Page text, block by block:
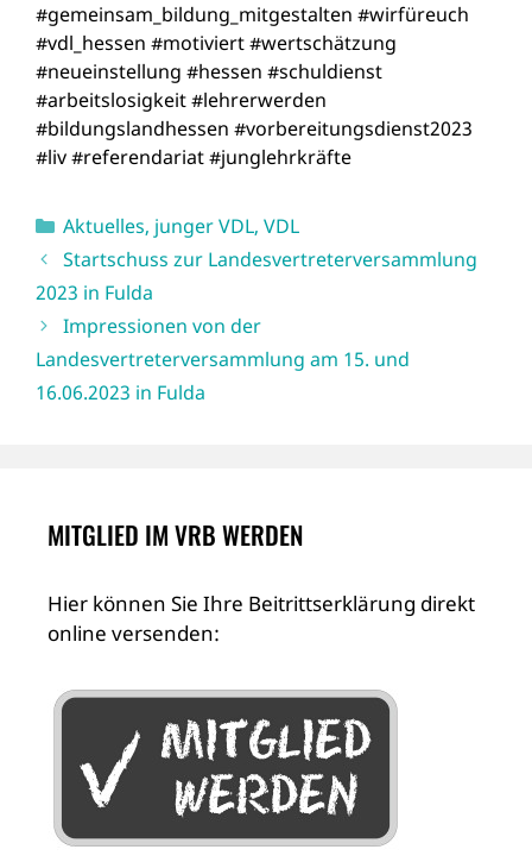
#gemeinsam_bildung_mitgestalten #wirfüreuch
#vdl_hessen #motiviert#wertschätzung
#neueinstellung #hessen #schuldienst
#arbeitslosigkeit#lehrerwerden
#bildungslandhessen #vorbereitungsdienst2023
#liv#referendariat#junglehrkräfte
Kategorien
Aktuelles, junger VDL, VDL
Startschuss zur Landesvertreterversammlung
2023 in Fulda
Impressionen von der
Landesvertreterversammlung am 15. und
16.06.2023 in Fulda
MITGLIED IM VRB WERDEN
Hier können Sie Ihre Beitrittserklärung direkt
online versenden: